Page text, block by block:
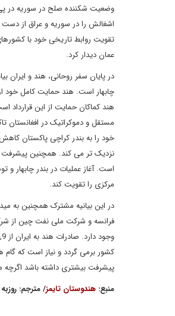
وضعیت شکننده صلح در سوریه در
اشغالش را در سوریه و عراق از
عمان دیدار کرد.
در پایان سفر روحانی، هند و ایران
چابهار است. هند حمایت کامل خود
هند کماکان حمایت از این قرارداد
مستقل و دموکراتیک در
خود را به بندر کراچی پاکستان
نزدیک تر می کند. همچنین پیشرفت
است. آغاز عملیات در بندر چابهار
مرکزی را تقویت کند.
در این بیانیه مشترک همچنین به
کشور برمی گردد و نیاز است که
پیشرفت بیشتری داشته باشد اگرچه
منبع: هندوستان تایمز/ مترجم: